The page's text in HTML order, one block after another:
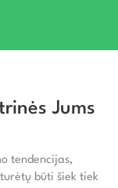
Jums
tendencijas,
būti šiek tiek